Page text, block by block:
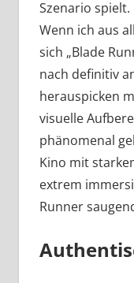
Szenario spielt.
Wenn ich aus
sich „Blade
nach definitiv
herauspicken
visuelle
phänomenal
Kino mit
extrem
Runner